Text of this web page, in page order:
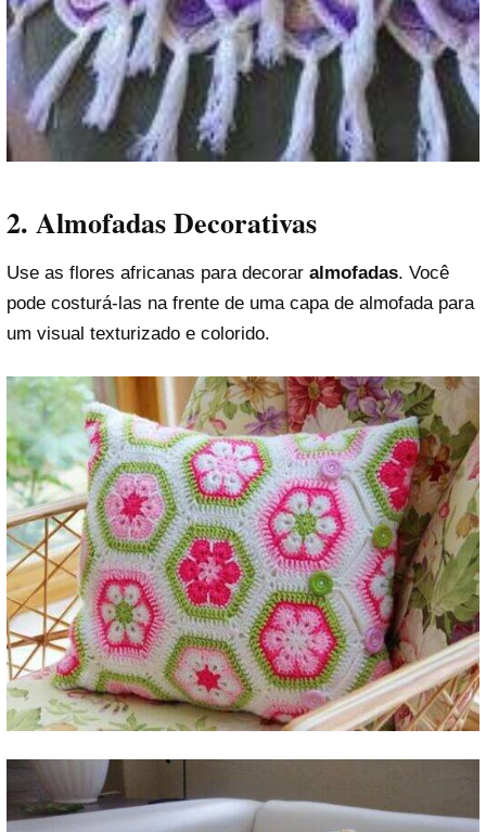
2. Almofadas Decorativas
Use as flores africanas para decorar almofadas. Você
pode costurá-las na frente de uma capa de almofada para
um visual texturizado e colorido.